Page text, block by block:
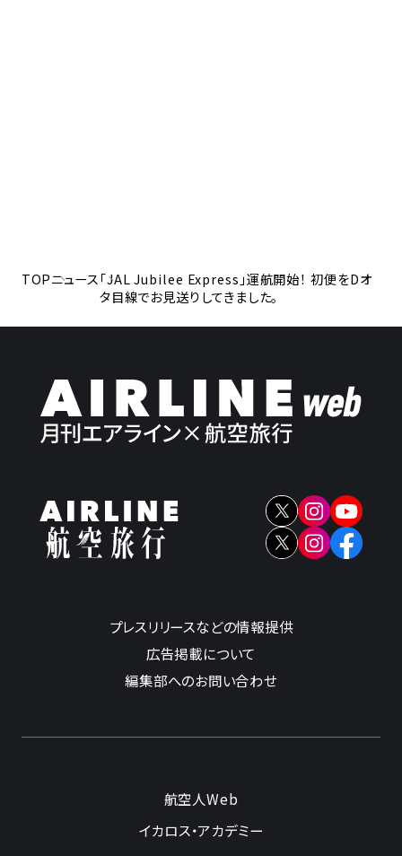
TOPニュース「JAL Jubilee Express」運航開始！ 初便をDオ
タ目線でお見送りしてきました。
プレスリリースなどの情報提供
広告掲載について
編集部へのお問い合わせ
航空人Web
イカロス・アカデミー